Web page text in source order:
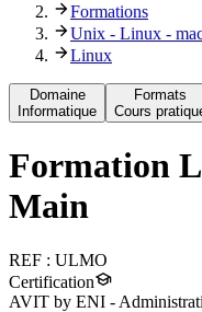
Formations
Unix - Linux -
Linux
Domaine
Informatique
Formats
Cours
Formation
Main
REF : ULMO
Certification
AVIT by ENI -